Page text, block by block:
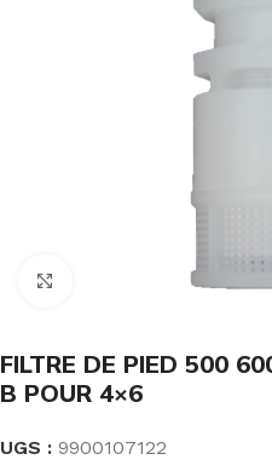
Click to enlarge
FILTRE DE PIED 500
B POUR 4×6
UGS : 9900107122